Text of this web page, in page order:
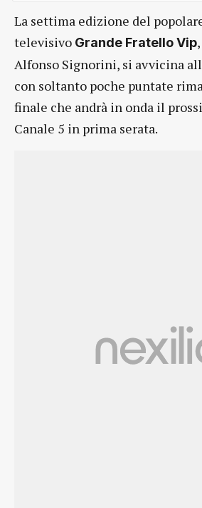
La settima edizione del
televisivo Grande Fratello Vip
Alfonso Signorini, si avvicina
con soltanto poche puntate
finale che andrà in onda il
Canale 5 in prima serata.